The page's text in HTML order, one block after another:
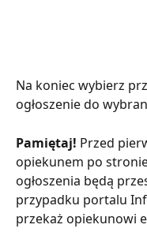
Na koniec wybierz
ogłoszenie do
Pamiętaj! Przed
opiekunem po
ogłoszenia będą
przypadku portalu
przekaż opiekunowi